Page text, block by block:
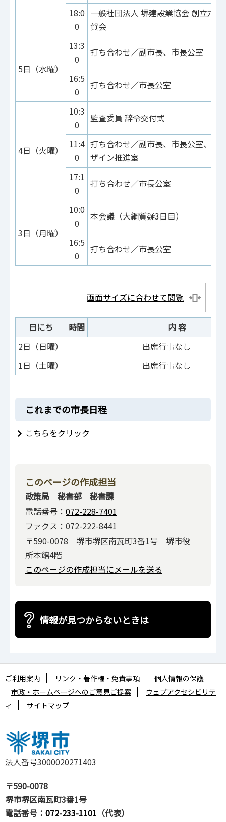
18:0
0
一般社団法人 堺建設業協会 創立六
賀会
5日（水曜）
13:3
0
打ち合わせ／副市長、市長公室
16:5
0
打ち合わせ／市長公室
4日（火曜）
10:3
0
監査委員 辞令交付式
11:4
0
打ち合わせ／副市長、市長公室、泉
ザイン推進室
17:1
0
打ち合わせ／市長公室
3日（月曜）
10:0
0
本会議（大綱質疑3日目）
16:5
0
打ち合わせ／市長公室
画面サイズに合わせて閲覧
日にち 時間
内 容
2日（日曜）
出席行事なし
1日（土曜）
出席行事なし
これまでの市長日程
こちらをクリック
このページの作成担当
政策局 秘書部 秘書課
電話番号： 072-228-7401
ファクス：072-222-8441
〒590-0078 堺市堺区南瓦町3番1号 堺市役
所本館4階
このページの作成担当にメールを送る
情報が見つからないときは
法人番号3000020271403
〒590-0078
堺市堺区南瓦町3番1号
電話番号： 072-233-1101 （代表）
ご利用案内 リンク・著作権・免責事項
個人情報の保護
市政・ホームページへのご意見ご提案
ウェブアクセシビリテ
ィ
サイトマップ